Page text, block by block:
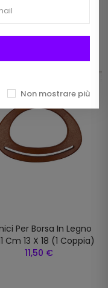
categoria
Per Borsa In Legno
Cm 13 X 18 (1 Coppia)
11,50 €
Non mostrare più